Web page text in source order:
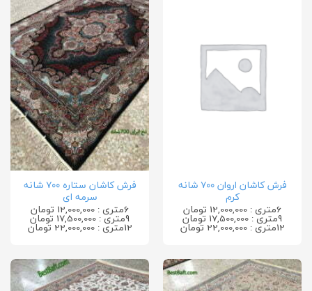
فرش کاشان اروان ۷۰۰ شانه
کرم
6متری : 12,000,000 تومان
9متری : 17,500,000 تومان
12متری : 22,000,000 تومان
فرش کاشان ستاره ۷۰۰ شانه
سرمه ای
6متری : 12,000,000 تومان
9متری : 17,500,000 تومان
12متری : 22,000,000 تومان